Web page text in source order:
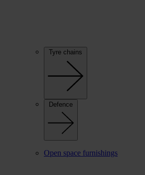
Tyre chains
Defence
Open space furnishings